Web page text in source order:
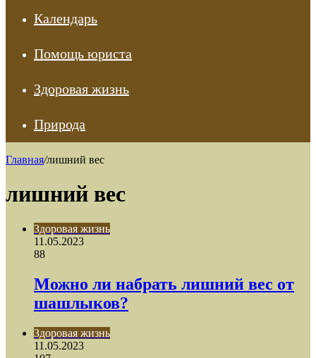
Календарь
Помощь юриста
Здоровая жизнь
Природа
Главная/лишний вес
лишний вес
Здоровая жизнь
11.05.2023
88
Можно ли набрать лишний вес от
шашлыков?
Здоровая жизнь
11.05.2023